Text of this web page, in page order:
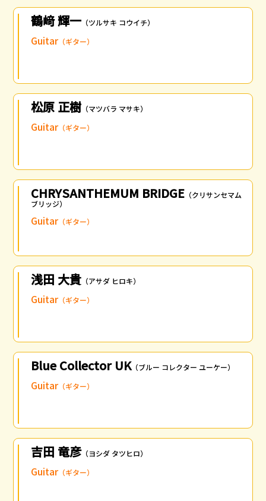
鶴﨑 輝一 （ツルサキ コウイチ）
Guitar（ギター）
松原 正樹 （マツバラ マサキ）
Guitar（ギター）
CHRYSANTHEMUM BRIDGE （クリサンセマム
ブリッジ）
Guitar（ギター）
浅田 大貴 （アサダ ヒロキ）
Guitar（ギター）
Blue Collector UK（ブルー コレクター ユーケー）
Guitar（ギター）
吉田 竜彦（ヨシダ タツヒロ）
Guitar（ギター）